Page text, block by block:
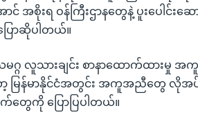
အစိုးရ ဝန်ကြီးဌာနတွေနဲ့ ပူးပေါင်း
ောဆိုပါတယ်။
လူသားချင်း စာနာထောက်ထားမှု အ
ာ့ မြန်မာနိုင်ငံအတွင်း အကူအညီတွေ လိုအ
ေကို ပြောပြပါတယ်။